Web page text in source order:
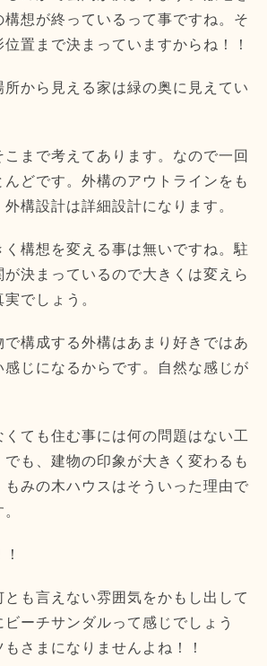
想が終っているって事ですね。そ
置まで決まっていますからね！！
所から見える家は緑の奥に見えてい
まで考えてあります。なので一回
どです。外構のアウトラインをも
構設計は詳細設計になります。
構想を変える事は無いですね。駐
決まっているので大きくは変えら
でしょう。
構成する外構はあまり好きではあ
感じになるからです。自然な感じが
ても住む事には何の問題はない工
も、建物の印象が大きく変わるも
みの木ハウスはそういった理由で
も言えない雰囲気をかもし出して
ーチサンダルって感じでしょう
さまになりませんよね！！